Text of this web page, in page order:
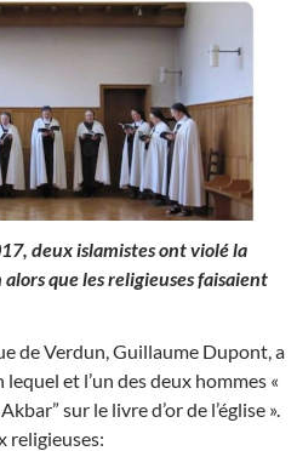
deux islamistes ont violé la
que les religieuses faisaient
de Verdun, Guillaume Dupont, a
et l’un des deux hommes «
sur le livre d’or de l’église ».
religieuses: